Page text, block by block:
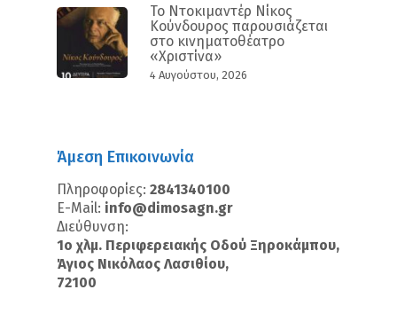
Το Ντοκιμαντέρ Νίκος
Κούνδουρος παρουσιάζεται
στο κινηματοθέατρο
«Χριστίνα»
4 Αυγούστου, 2026
Άμεση Επικοινωνία
Πληροφορίες: 2841340100
E-Mail: info@dimosagn.gr
Διεύθυνση:
1ο χλμ. Περιφερειακής Οδού Ξηροκάμπου,
Άγιος Νικόλαος Λασιθίου,
72100